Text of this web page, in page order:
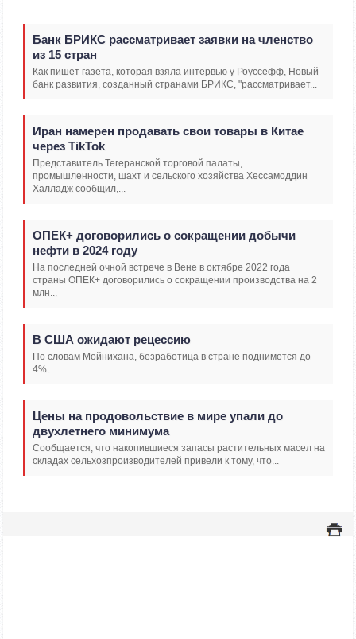
Банк БРИКС рассматривает заявки на членство
из 15 стран
Как пишет газета, которая взяла интервью у Роуссефф, Новый
банк развития, созданный странами БРИКС, "рассматривает...
Иран намерен продавать свои товары в Китае
через TikTok
Представитель Тегеранской торговой палаты,
промышленности, шахт и сельского хозяйства Хессамоддин
Халладж сообщил,...
ОПЕК+ договорились о сокращении добычи
нефти в 2024 году
На последней очной встрече в Вене в октябре 2022 года
страны ОПЕК+ договорились о сокращении производства на 2
млн...
В США ожидают рецессию
По словам Мойнихана, безработица в стране поднимется до
4%.
Цены на продовольствие в мире упали до
двухлетнего минимума
Сообщается, что накопившиеся запасы растительных масел на
складах сельхозпроизводителей привели к тому, что...